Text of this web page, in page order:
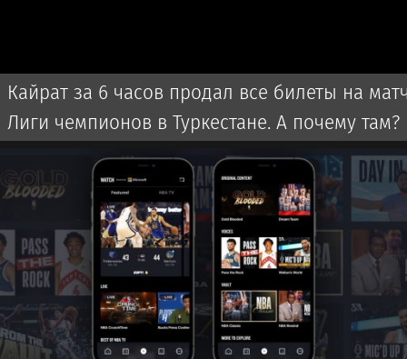
Кайрат за 6 часов продал все билеты на
Лиги чемпионов в Туркестане. А почему там?